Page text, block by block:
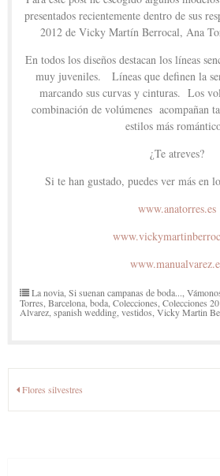
presentados recientemente dentro de sus
2012 de Vicky Martín Berrocal, Ana
En todos los diseños destacan los líneas
muy juveniles. Líneas que definen la
marcando sus curvas y cinturas. Los
combinación de volúmenes acompañan
estilos más
¿Te atreves?
Si te han gustado, puedes ver más en
www.anatorres.es
La novia,Si suenan campanas de boda...,
Torres,Barcelona,boda,Colecciones,Colecciones
Alvarez,spanish wedding,vestidos,Vicky Martin
Navegación
de
Flores silvestres